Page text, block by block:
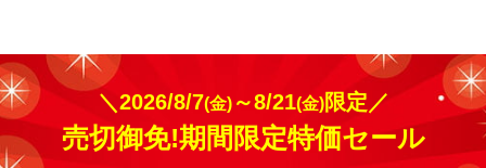
＼2026/8/7(金)～8/21(金)限定／
売切御免!期間限定特価セール